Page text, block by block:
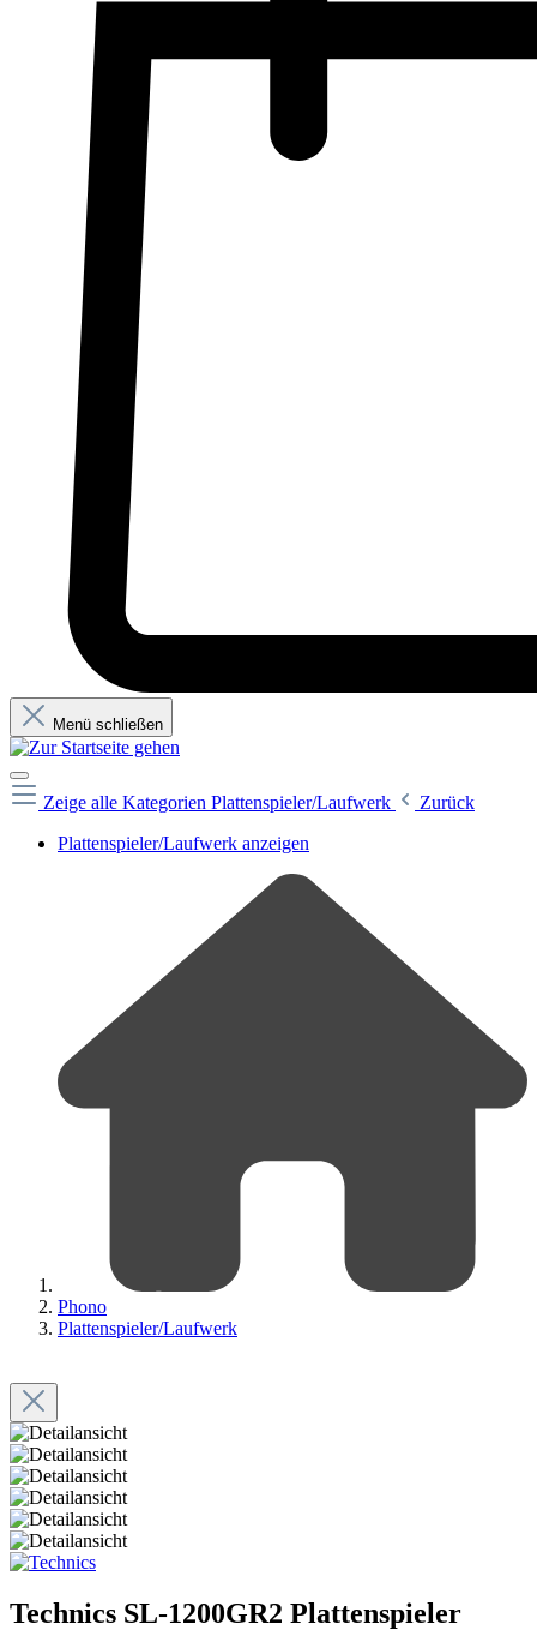
Menü schließen
Zeige alle Kategorien Plattenspieler/Laufwerk
Zurück
Plattenspieler/Laufwerk anzeigen
Phono
Plattenspieler/Laufwerk
Technics SL-1200GR2 Plattenspieler